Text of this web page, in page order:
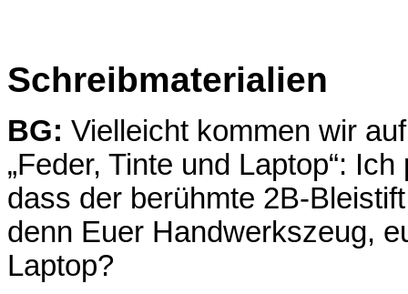
Schreibmaterialien
BG: Vielleicht kommen wir
„Feder, Tinte und Laptop“:
dass der berühmte 2B-
denn Euer Handwerkszeug,
Laptop?